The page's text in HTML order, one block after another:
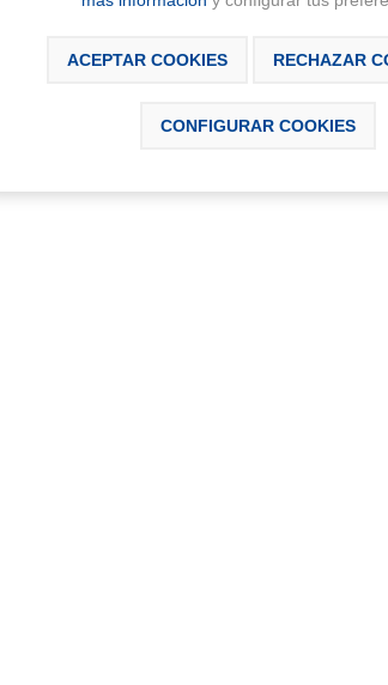
Stripes para lavabo. Incluye enlaces de
ACEPTAR COOKIES RECHAZAR
CONFIGURAR COOKIES